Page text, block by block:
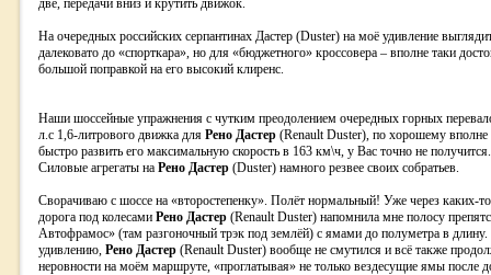
две, передачи вниз и крутить движок.
На очередных российских серпантинах Дастер (Duster) на моё удивление
далековато до «спорткара», но для «бюджетного» кроссовера – вполне таки
большой поправкой на его высокий клиренс.
Наши шоссейные упражнения с чутким преодолением очередных горных
л.с 1,6-литрового движка для Рено Дастер (Renault Duster), по хорошему
быстро развить его максимальную скорость в 163 км\ч, у Вас точно не
Силовые агрегаты на Рено Дастер (Duster) намного резвее своих собратьев.
Сворачиваю с шоссе на «второстепенку». Полёт нормальный! Уже через каких-
дорога под колесами Рено Дастер (Renault Duster) напомнила мне полосу
Автофрамос» (там разгоночный трэк под землёй) с ямами до полуметра в
удивлению, Рено Дастер (Renault Duster) вообще не смутился и всё также
неровности на моём маршруте, «проглатывая» не только вездесущие ямы после